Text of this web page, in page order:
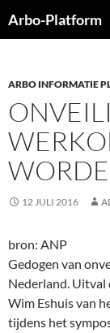
naar
Arbo-Platform
ARBO INFORMATIE
12 JULI 2016
bron: ANP
Gedogen van
Nederland. Uitval
Wim Eshuis van
tijdens het